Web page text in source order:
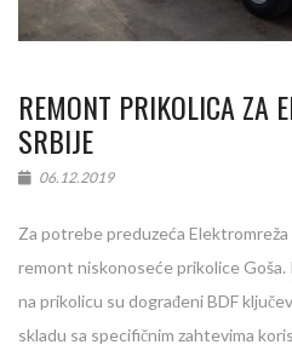
REMONT PRIKOLICA ZA
SRBIJE
06.12.2019
Za potrebe preduzeća
remont niskonoseće prikolice
na prikolicu su dograđeni BDF
skladu sa specifičnim zahtevima